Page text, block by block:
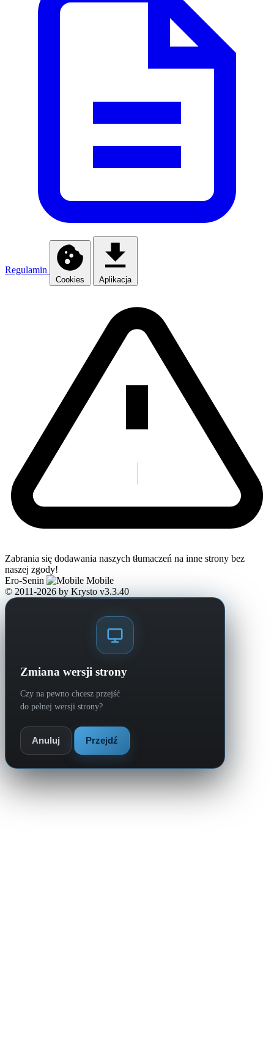
Regulamin
Cookies Aplikacja
Zabrania się dodawania naszych tłumaczeń na inne strony bez
naszej zgody!
Ero-Senin
Mobile
© 2011-2026 by Krysto v3.3.40
Zmiana wersji strony
Czy na pewno chcesz przejść
do pełnej wersji strony?
Anuluj Przejdź